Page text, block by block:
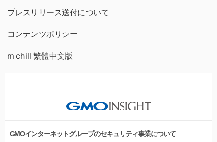
プレスリリース送付について
コンテンツポリシー
michill 繁體中文版
GMOインターネットグループのセキュリティ事業について